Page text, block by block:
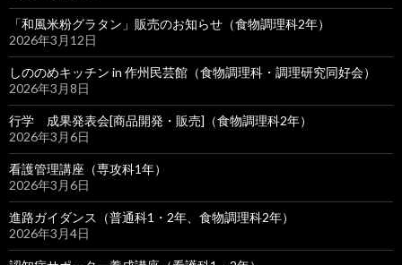
「和風米粉グラタン」販売のお知らせ（食物調理科2年）
2026年3月12日
しののめキッチン in 作州民芸館（食物調理科・調理研究同好会）
2026年3月8日
行学 成果発表会[商品開発・販売]（食物調理科2年）
2026年3月6日
看護管理講座（専攻科1年）
2026年3月6日
進路ガイダンス（普通科1・2年、食物調理科2年）
2026年3月4日